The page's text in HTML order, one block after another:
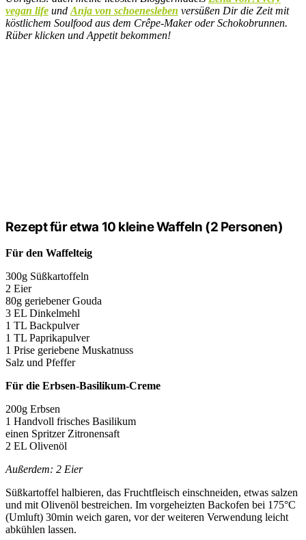
vegan life und Anja von schoenesleben versüßen Dir die Zeit mit
köstlichem Soulfood aus dem Crêpe-Maker oder Schokobrunnen.
Rüber klicken und Appetit bekommen!
Rezept für etwa 10 kleine Waffeln (2 Personen)
Für den Waffelteig
300g Süßkartoffeln
2 Eier
80g geriebener Gouda
3 EL Dinkelmehl
1 TL Backpulver
1 TL Paprikapulver
1 Prise geriebene Muskatnuss
Salz und Pfeffer
Für die Erbsen-Basilikum-Creme
200g Erbsen
1 Handvoll frisches Basilikum
einen Spritzer Zitronensaft
2 EL Olivenöl
Außerdem: 2 Eier
Süßkartoffel halbieren, das Fruchtfleisch einschneiden, etwas salzen
und mit Olivenöl bestreichen. Im vorgeheizten Backofen bei 175°C
(Umluft) 30min weich garen, vor der weiteren Verwendung leicht
abkühlen lassen.